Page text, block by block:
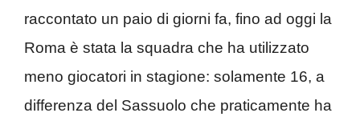
raccontato un paio di giorni fa, fino ad oggi la
Roma è stata la squadra che ha utilizzato
meno giocatori in stagione: solamente 16, a
differenza del Sassuolo che praticamente ha